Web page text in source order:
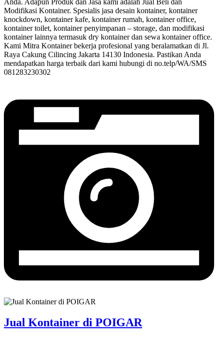
Anda. Adapun Produk dan Jasa kami adalah Jual Beli dan
Modifikasi Kontainer. Spesialis jasa desain kontainer, kontainer
knockdown, kontainer kafe, kontainer rumah, kontainer office,
kontainer toilet, kontainer penyimpanan – storage, dan modifikasi
kontainer lainnya termasuk dry kontainer dan sewa kontainer office.
Kami Mitra Kontainer bekerja profesional yang beralamatkan di Jl.
Raya Cakung Cilincing Jakarta 14130 Indonesia. Pastikan Anda
mendapatkan harga terbaik dari kami hubungi di no.telp/WA/SMS
081283230302
Jual Kontainer di POIGAR